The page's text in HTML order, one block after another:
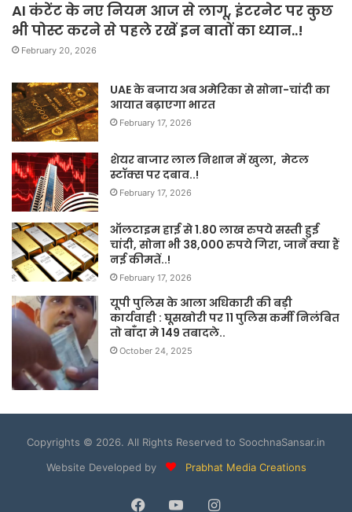
AI कंटेंट के नए नियम आज से लागू, इंटरनेट पर कुछ
भी पोस्ट करने से पहले रखें इन बातों का ध्यान..!
February 20, 2026
UAE के बजाय अब अमेरिका से सोना-चांदी का
आयात बढ़ाएगा भारत
February 17, 2026
शेयर बाजार लाल निशान में खुला, मेटल
स्टॉक्स पर दबाव..!
February 17, 2026
ऑलटाइम हाई से 1.80 लाख रुपये सस्ती हुई
चांदी, सोना भी 38,000 रुपये गिरा, जानें क्या हैं
नई कीमतें..!
February 17, 2026
यूपी पुलिस के आला अधिकारी की बड़ी
कार्यवाही : घूसखोरी पर 11 पुलिस कर्मी निलंबित
तो बाँदा मे 149 तबादले..
October 24, 2025
Copyrights © 2026. All Rights Reserved to SoochnaSansar.in
Website Developed by
Prabhat Media Creations
Facebook
YouTubeInstagram